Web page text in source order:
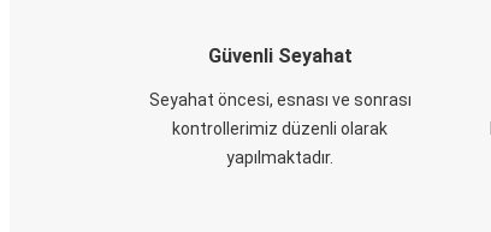
Güvenli Seyahat
Seyahat öncesi, esnası ve sonrası
kontrollerimiz düzenli olarak
yapılmaktadır.